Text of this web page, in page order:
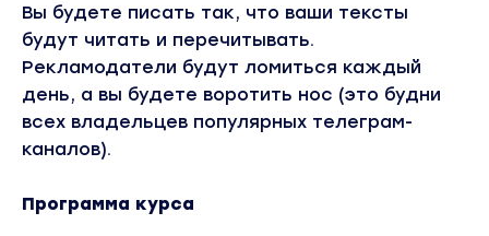
Вы будете писать так, что ваши тексты
будут читать и перечитывать.
Рекламодатели будут ломиться каждый
день, а вы будете воротить нос (это будни
всех владельцев популярных телеграм-
каналов).
Программа курса